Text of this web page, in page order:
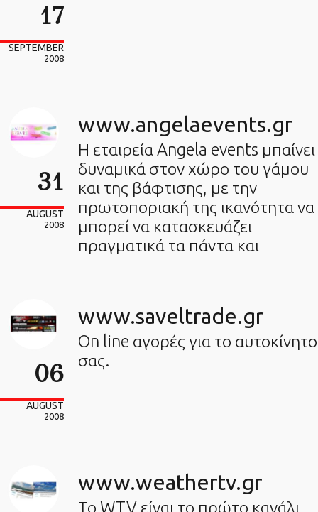
17
SEPTEMBER
2008
31
AUGUST
2008
www.angelaevents.gr
Η εταιρεία Angela events μπαίνει
δυναμικά στον χώρο του γάμου
και της βάφτισης, με την
πρωτοποριακή της ικανότητα να
μπορεί να κατασκευάζει
πραγματικά τα πάντα και
06
AUGUST
2008
www.saveltrade.gr
On line αγορές για το αυτοκίνητο
σας.
www.weathertv.gr
Το WTV είναι το πρώτο κανάλι